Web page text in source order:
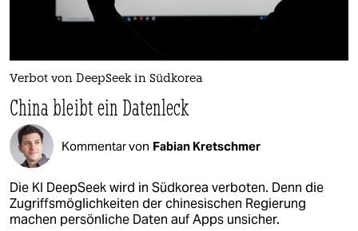
Verbot von DeepSeek in Südkorea
China bleibt ein Datenleck
Kommentar von Fabian Kretschmer
Die KI DeepSeek wird in Südkorea verboten. Denn die
Zugriffsmöglichkeiten der chinesischen Regierung
machen persönliche Daten auf Apps unsicher.